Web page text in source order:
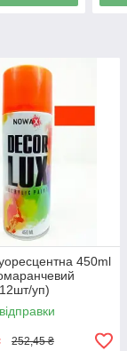
450ml
уп)
252,45 ₴